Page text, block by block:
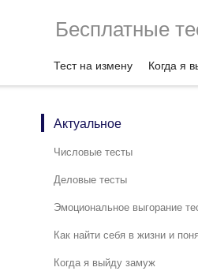
Бесплатные
Тест на измену Когда я
Актуальное
Числовые тесты
Деловые тесты
Эмоциональное выгорание
Как найти себя в жизни и
Когда я выйду замуж